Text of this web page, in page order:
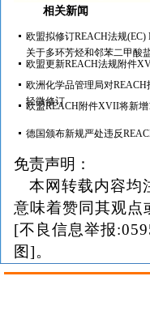
相关新闻
欧盟拟修订REACH法规(EC)
关于多环芳烃和邻苯二甲酸
欧盟更新REACH法规附件
欧洲化学品管理局对
轻微修订
欧盟REACH附件XVII将新增
德国颁布新规严处违反
免责声明：
本网转载内容均
意味着赞同其观点
[不良信息举报
图]。